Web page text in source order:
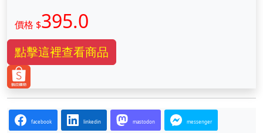
價格 $395.0
點擊這裡查看商品
facebook linkedin mastodon messenger